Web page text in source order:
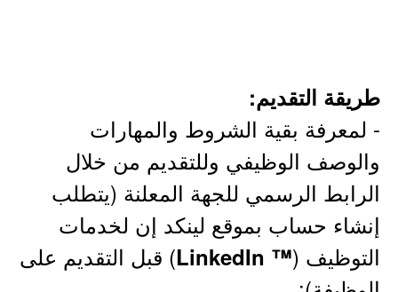
طريقة التقديم:
- لمعرفة بقية الشروط والمهارات
والوصف الوظيفي وللتقديم من خلال
الرابط الرسمي للجهة المعلنة (يتطلب
إنشاء حساب بموقع لينكد إن لخدمات
التوظيف (™ LinkedIn
) قبل التقديم على